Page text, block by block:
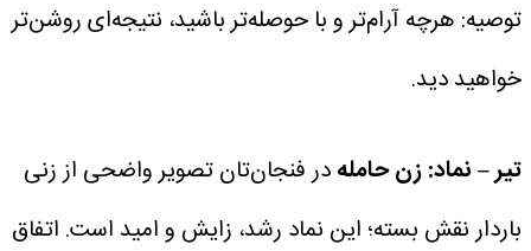
توصیه: هرچه آرام‌تر و با حوصله‌تر باشید، نتیجه‌ای روشن‌تر
خواهید دید.
تیر – نماد: زن حاملهدر فنجان‌تان تصویر واضحی از زنی
باردار نقش بسته؛ این نماد رشد، زایش و امید است. اتفاق